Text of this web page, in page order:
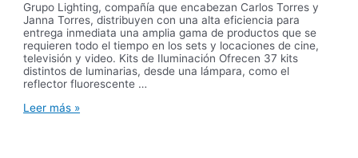
Grupo Lighting, compañía que encabezan Carlos Torres y
Janna Torres, distribuyen con una alta eficiencia para
entrega inmediata una amplia gama de productos que se
requieren todo el tiempo en los sets y locaciones de cine,
televisión y video. Kits de Iluminación Ofrecen 37 kits
distintos de luminarias, desde una lámpara, como el
reflector fluorescente …
GRUPO
Leer más »